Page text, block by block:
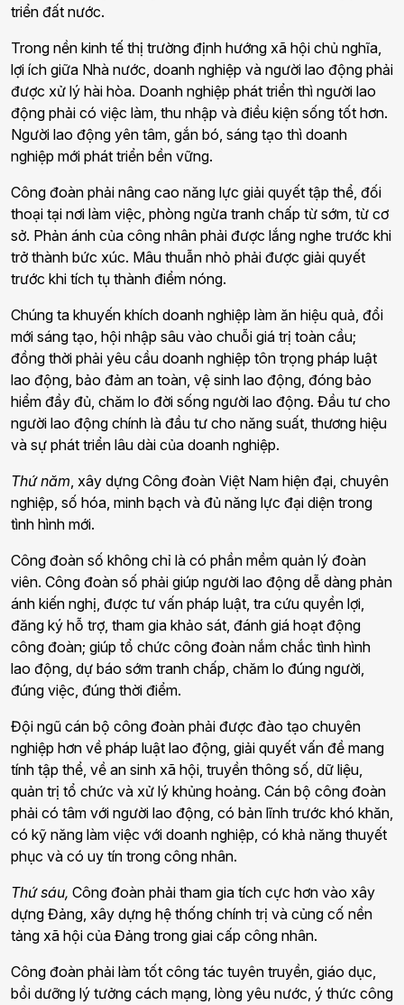
triển đất nước.
Trong nền kinh tế thị trường định hướng xã hội chủ nghĩa,
lợi ích giữa Nhà nước, doanh nghiệp và người lao động phải
được xử lý hài hòa. Doanh nghiệp phát triển thì người lao
động phải có việc làm, thu nhập và điều kiện sống tốt hơn.
Người lao động yên tâm, gắn bó, sáng tạo thì doanh
nghiệp mới phát triển bền vững.
Công đoàn phải nâng cao năng lực giải quyết tập thể, đối
thoại tại nơi làm việc, phòng ngừa tranh chấp từ sớm, từ cơ
sở. Phản ánh của công nhân phải được lắng nghe trước khi
trở thành bức xúc. Mâu thuẫn nhỏ phải được giải quyết
trước khi tích tụ thành điểm nóng.
Chúng ta khuyến khích doanh nghiệp làm ăn hiệu quả, đổi
mới sáng tạo, hội nhập sâu vào chuỗi giá trị toàn cầu;
đồng thời phải yêu cầu doanh nghiệp tôn trọng pháp luật
lao động, bảo đảm an toàn, vệ sinh lao động, đóng bảo
hiểm đầy đủ, chăm lo đời sống người lao động. Đầu tư cho
người lao động chính là đầu tư cho năng suất, thương hiệu
và sự phát triển lâu dài của doanh nghiệp.
Thứ năm, xây dựng Công đoàn Việt Nam hiện đại, chuyên
nghiệp, số hóa, minh bạch và đủ năng lực đại diện trong
tình hình mới.
Công đoàn số không chỉ là có phần mềm quản lý đoàn
viên. Công đoàn số phải giúp người lao động dễ dàng phản
ánh kiến nghị, được tư vấn pháp luật, tra cứu quyền lợi,
đăng ký hỗ trợ, tham gia khảo sát, đánh giá hoạt động
công đoàn; giúp tổ chức công đoàn nắm chắc tình hình
lao động, dự báo sớm tranh chấp, chăm lo đúng người,
đúng việc, đúng thời điểm.
Đội ngũ cán bộ công đoàn phải được đào tạo chuyên
nghiệp hơn về pháp luật lao động, giải quyết vấn đề mang
tính tập thể, về an sinh xã hội, truyền thông số, dữ liệu,
quản trị tổ chức và xử lý khủng hoảng. Cán bộ công đoàn
phải có tâm với người lao động, có bản lĩnh trước khó khăn,
có kỹ năng làm việc với doanh nghiệp, có khả năng thuyết
phục và có uy tín trong công nhân.
Thứ sáu, Công đoàn phải tham gia tích cực hơn vào xây
dựng Đảng, xây dựng hệ thống chính trị và củng cố nền
tảng xã hội của Đảng trong giai cấp công nhân.
Công đoàn phải làm tốt công tác tuyên truyền, giáo dục,
bồi dưỡng lý tưởng cách mạng, lòng yêu nước, ý thức công